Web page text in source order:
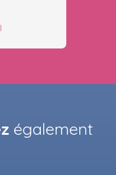
également